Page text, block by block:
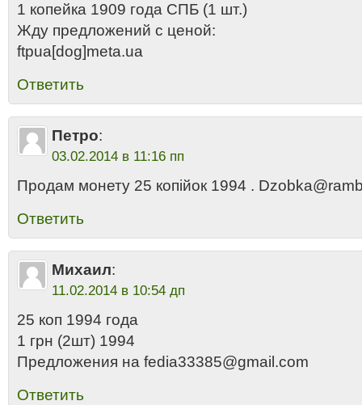
1 копейка 1909 года СПБ (1 шт.)
Жду предложений с ценой:
ftpua[dog]meta.ua
Ответить
Петро:
03.02.2014 в 11:16 пп
Продам монету 25 копiйок 1994 .
Ответить
Михаил:
11.02.2014 в 10:54 дп
25 коп 1994 года
1 грн (2шт) 1994
Предложения на fedia33385@gmail.com
Ответить